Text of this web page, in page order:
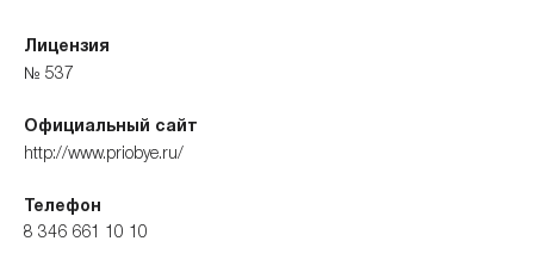
Лицензия
№ 537
Официальный сайт
http://www.priobye.ru/
Телефон
8 346 661 10 10